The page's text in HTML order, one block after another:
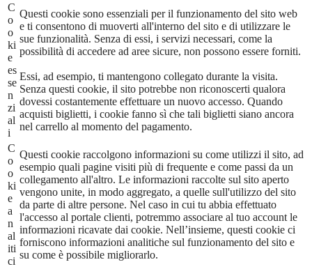
C
o
o
ki
e
es
se
n
zi
al
i
Questi cookie sono essenziali per il funzionamento del sito web
e ti consentono di muoverti all'interno del sito e di utilizzare le
sue funzionalità. Senza di essi, i servizi necessari, come la
possibilità di accedere ad aree sicure, non possono essere forniti.
Essi, ad esempio, ti mantengono collegato durante la visita.
Senza questi cookie, il sito potrebbe non riconoscerti qualora
dovessi costantemente effettuare un nuovo accesso. Quando
acquisti biglietti, i cookie fanno sì che tali biglietti siano ancora
nel carrello al momento del pagamento.
C
o
o
ki
e
a
n
al
iti
ci
Questi cookie raccolgono informazioni su come utilizzi il sito, ad
esempio quali pagine visiti più di frequente e come passi da un
collegamento all'altro. Le informazioni raccolte sul sito aperto
vengono unite, in modo aggregato, a quelle sull'utilizzo del sito
da parte di altre persone. Nel caso in cui tu abbia effettuato
l'accesso al portale clienti, potremmo associare al tuo account le
informazioni ricavate dai cookie. Nell’insieme, questi cookie ci
forniscono informazioni analitiche sul funzionamento del sito e
su come è possibile migliorarlo.